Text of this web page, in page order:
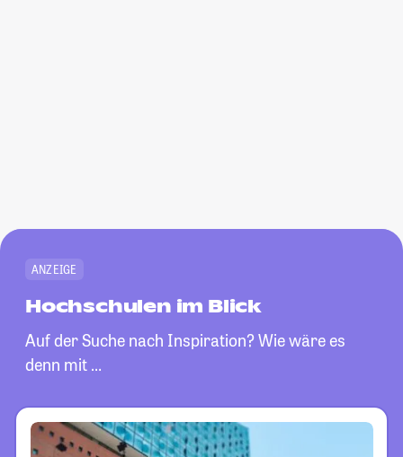
ANZEIGE
Hochschulen im Blick
Auf der Suche nach Inspiration? Wie wäre es
denn mit …